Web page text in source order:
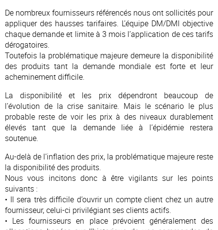
De nombreux fournisseurs référencés nous ont sollicités pour
appliquer des hausses tarifaires. L’équipe DM/DMI objective
chaque demande et limite à 3 mois l’application de ces tarifs
dérogatoires.
Toutefois la problématique majeure demeure la disponibilité
des produits tant la demande mondiale est forte et leur
acheminement difficile.
La disponibilité et les prix dépendront beaucoup de
l’évolution de la crise sanitaire. Mais le scénario le plus
probable reste de voir les prix à des niveaux durablement
élevés tant que la demande liée à l’épidémie restera
soutenue.
Au-delà de l’inflation des prix, la problématique majeure reste
la disponibilité des produits.
Nous vous incitons donc à être vigilants sur les points
suivants :
• Il sera très difficile d’ouvrir un compte client chez un autre
fournisseur, celui-ci privilégiant ses clients actifs.
• Les fournisseurs en place prévoient généralement des